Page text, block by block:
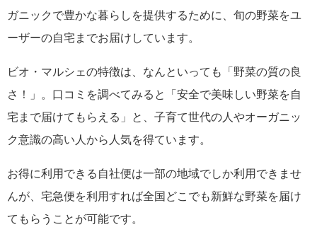
ガニックで豊かな暮らしを提供するために、旬の野菜をユ
ーザーの自宅までお届けしています。
ビオ・マルシェの特徴は、なんといっても「野菜の質の良
さ！」。口コミを調べてみると「安全で美味しい野菜を自
宅まで届けてもらえる」と、子育て世代の人やオーガニッ
ク意識の高い人から人気を得ています。
お得に利用できる自社便は一部の地域でしか利用できませ
んが、宅急便を利用すれば全国どこでも新鮮な野菜を届け
てもらうことが可能です。